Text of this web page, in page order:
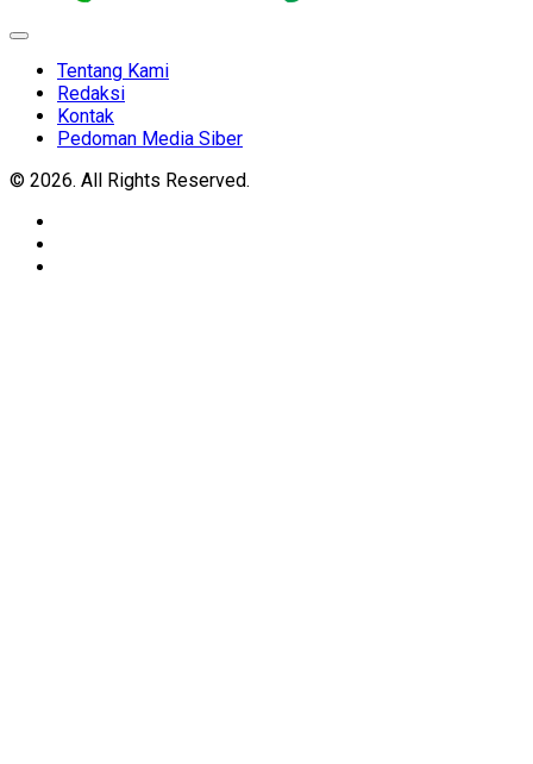
Expand
Tentang Kami
Redaksi
Kontak
Pedoman Media Siber
© 2026. All Rights Reserved.